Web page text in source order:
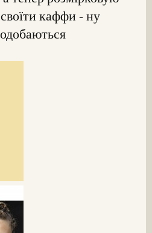
каффи - ну